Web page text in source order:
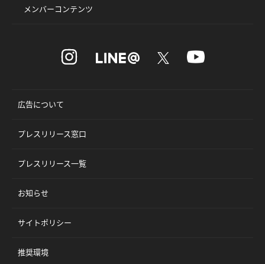
メンバーコンテンツ
広告について
プレスリリース窓口
プレスリリース一覧
お知らせ
サイトポリシー
推奨環境